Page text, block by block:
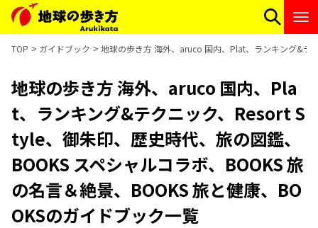
TOP ガイドブック 地球の歩き方 海外、aruco 国内、Plat、ランキング&テ
地球の歩き方 海外、aruco 国内、Pla
t、ランキング&テクニック、Resort S
tyle、御朱印、歴史時代、旅の図鑑、
BOOKS スペシャルコラボ、BOOKS 旅
の名言＆絶景、BOOKS 旅と健康、BO
OKSのガイドブック一覧